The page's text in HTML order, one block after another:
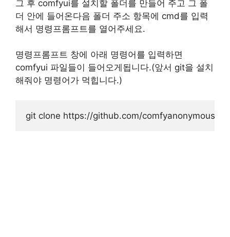
그 후 comfyui를 설치할 폴더를 만들어 주고 그 폴
더 안에 들어온다음 폴더 주소 항목에 cmd를 입력
해서 명령프롬프트를 열어주세요.
명령프롬프트 창에 아래 명령어를 입력하면
comfyui 파일들이 들어오게됩니다.(앞서 git을 설치
해줘야 명령어가 먹힙니다.)